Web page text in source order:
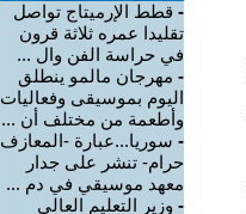
- قطط الإرميتاج تواصل
تقليدا عمره ثلاثة قرون
في حراسة الفن وال ...
- مهرجان مالمو ينطلق
اليوم بموسيقى وفعاليات
وأطعمة من مختلف أن ...
- سوريا...عبارة -المعازف
حرام- تنشر على جدار
معهد موسيقي في دم ...
- وزير التعليم العالي